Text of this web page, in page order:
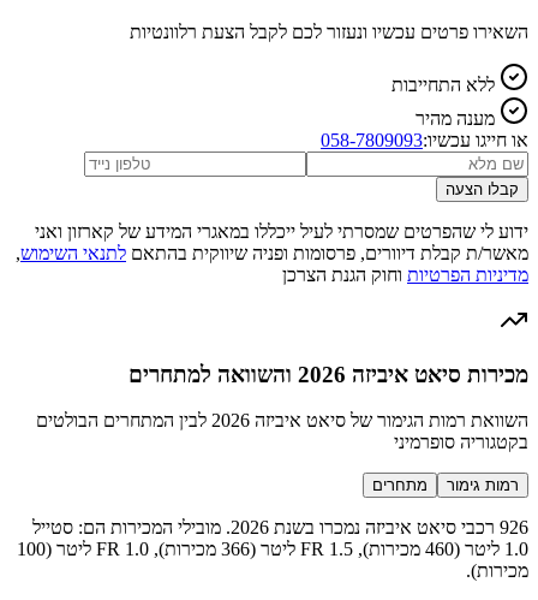
השאירו פרטים עכשיו ונעזור לכם לקבל הצעת רלוונטיות
ללא התחייבות
מענה מהיר
או חייגו עכשיו:058-7809093
קבלו הצעה
ידוע לי שהפרטים שמסרתי לעיל ייכללו במאגרי המידע של קארזון ואני
מאשר/ת קבלת דיוורים, פרסומות ופניה שיווקית בהתאם לתנאי השימוש,
מדיניות הפרטיות וחוק הגנת הצרכן
מכירות סיאט איביזה 2026 והשוואה למתחרים
השוואת רמות הגימור של סיאט איביזה 2026 לבין המתחרים הבולטים
בקטגוריה סופרמיני
רמות גימור מתחרים
926 רכבי סיאט איביזה נמכרו בשנת 2026. מובילי המכירות הם: סטייל
1.0 ליטר (460 מכירות), FR 1.5 ליטר (366 מכירות), FR 1.0 ליטר (100
מכירות).